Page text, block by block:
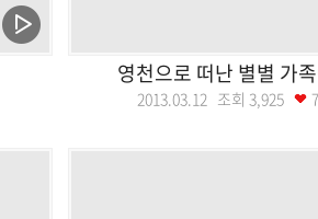
영천으로 떠난 별별 가
2013.03.12 조회 3,925